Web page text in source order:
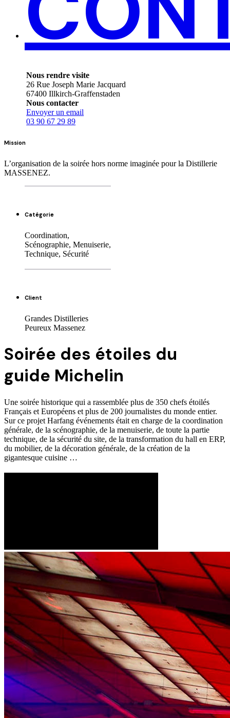
Nous rendre visite
26 Rue Joseph Marie Jacquard
67400 Illkirch-Graffenstaden
Nous contacter
Envoyer un email
03 90 67 29 89
Mission
L’organisation de la soirée hors norme imaginée pour la Distillerie
MASSENEZ.
Catégorie
Coordination,
Scénographie, Menuiserie,
Technique, Sécurité
Client
Grandes Distilleries
Peureux Massenez
Soirée des étoiles du
guide Michelin
Une soirée historique qui a rassemblée plus de 350 chefs étoilés
Français et Européens et plus de 200 journalistes du monde entier.
Sur ce projet Harfang événements était en charge de la coordination
générale, de la scénographie, de la menuiserie, de toute la partie
technique, de la sécurité du site, de la transformation du hall en ERP,
du mobilier, de la décoration générale, de la création de la
gigantesque cuisine …